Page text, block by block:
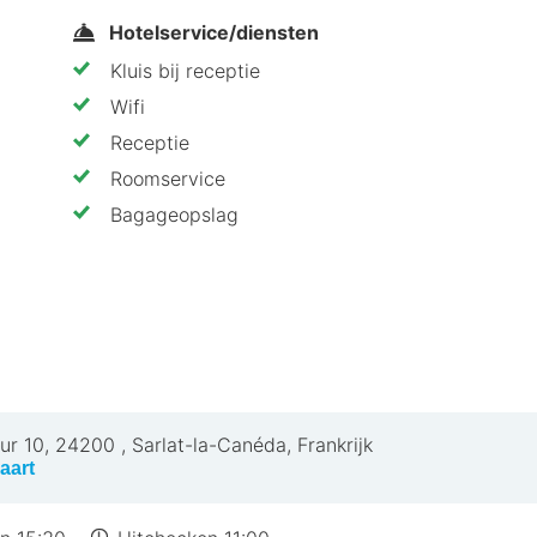
Hôtel Saint-Albert
Hotelservice/diensten
Kluis bij receptie
Wifi
Receptie
Roomservice
Bagageopslag
10, 24200 , Sarlat-la-Canéda, Frankrijk